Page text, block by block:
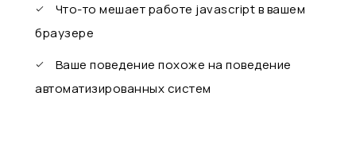
Что-то мешает работе javascript в вашем
браузере
Ваше поведение похоже на поведение
автоматизированных систем